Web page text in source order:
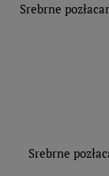
Srebrne
Srebrne